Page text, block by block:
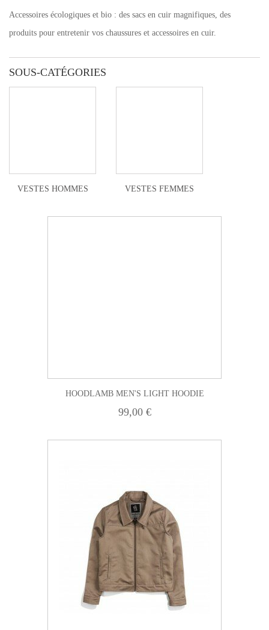
Accessoires écologiques et bio : des sacs en cuir magnifiques, des
produits pour entretenir vos chaussures et accessoires en cuir.
SOUS-CATÉGORIES
VESTES HOMMES VESTES FEMMES
HOODLAMB MEN'S LIGHT HOODIE
99,00 €